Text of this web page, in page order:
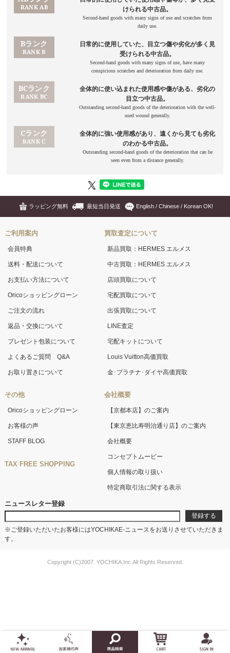
ラッピング無料 最短当日発送 English / Chinese / Korean OK!
ご利用案内
会員特典
送料・配送について
お支払い方法について
Oricoショッピングローン
ご注文の流れ
返品・交換について
プレゼント包装について
よくあるご質問 Q&A
お取り置きについて
その他
Oricoショッピングローン
お客様の声
STAFF BLOG
TAX FREE SHOPPING
買取査定について
新品買取：HERMES エルメス
中古買取：HERMES エルメス
店頭買取について
宅配買取について
出張買取について
LINE査定
宅配キットについて
Louis Vuitton高価買取
金･プラチナ･ダイヤ高価買取
会社概要
【京都本店】のご案内
【東京恵比寿明治通り店】のご案内
会社概要
コンセプトムービー
個人情報の取り扱い
特定商取引法に関する表示
ニュースレター登録
※ご登録いただいたお客様にはYOCHIKAE-ニュースをお送りさせていただきま
す。
Copyright (C)2007. YOCHIKA,Inc.All Rights Reserved.